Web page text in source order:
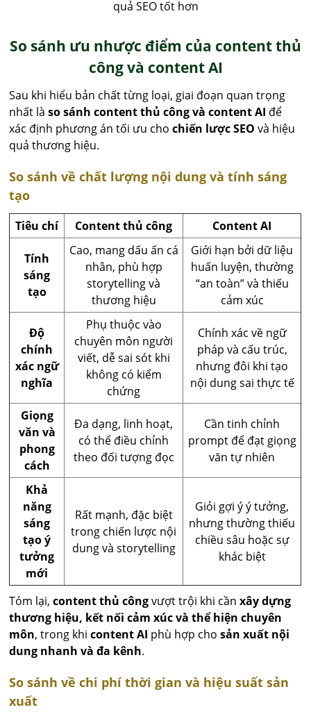
So sánh ưu nhược điểm của content thủ
công và content AI
Sau khi hiểu bản chất từng loại, giai đoạn quan trọng
nhất làso sánh content thủ công và content AI để
xác định phương án tối ưu chochiến lược SEO và hiệu
quả thương hiệu.
So sánh về chất lượng nội dung và tính sáng
tạo
Tiêu chí Content thủ công Content AI
Tính
sáng
tạo
Cao, mang dấu ấn cá
nhân, phù hợp
storytelling và
thương hiệu
Giới hạn bởi dữ liệu
huấn luyện, thường
“an toàn” và thiếu
cảm xúc
Độ
chính
xác ngữ
nghĩa
Phụ thuộc vào
chuyên môn người
viết, dễ sai sót khi
không có kiểm
chứng
Chính xác về ngữ
pháp và cấu trúc,
nhưng đôi khi tạo
nội dung sai thực tế
Giọng
văn và
phong
cách
Đa dạng, linh hoạt,
có thể điều chỉnh
theo đối tượng đọc
Cần tinh chỉnh
prompt để đạt giọng
văn tự nhiên
Khả
năng
sáng
tạo ý
tưởng
mới
Rất mạnh, đặc biệt
trong chiến lược nội
dung và storytelling
Giỏi gợi ý ý tưởng,
nhưng thường thiếu
chiều sâu hoặc sự
khác biệt
Tóm lại,content thủ côngvượt trội khi cầnxây dựng
thương hiệu, kết nối cảm xúc và thể hiện chuyên
môn, trong khicontent AI phù hợp chosản xuất nội
dung nhanh và đa kênh.
So sánh về chi phí thời gian và hiệu suất sản
xuất